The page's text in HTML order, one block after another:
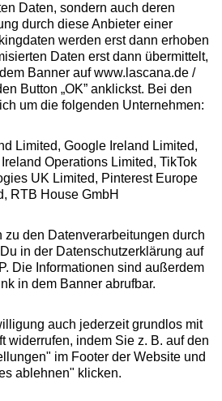
Versandkosten
zur Bonitätsprüfung
Daten, sondern auch deren
durch diese Anbieter einer
werden erst dann erhoben
Daten erst dann übermittelt,
Banner auf www.lascana.de /
Button „OK” anklickst. Bei den
um die folgenden Unternehmen:
Limited, Google Ireland Limited,
Operations Limited, TikTok
UK Limited, Pinterest Europe
RTB House GmbH
zu den Datenverarbeitungen durch
in der Datenschutzerklärung auf
Die Informationen sind außerdem
in dem Banner abrufbar.
auch jederzeit grundlos mit
widerrufen, indem Sie z. B. auf den
im Footer der Website und
ablehnen" klicken.